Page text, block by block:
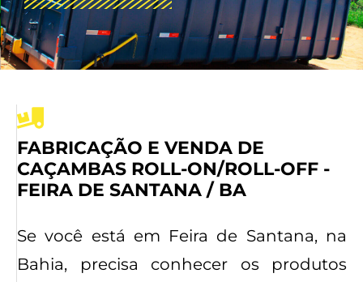
FABRICAÇÃO E VENDA DE
CAÇAMBAS ROLL-ON/ROLL-OFF -
FEIRA DE SANTANA / BA
Se você está em Feira de Santana, na
Bahia, precisa conhecer os produtos